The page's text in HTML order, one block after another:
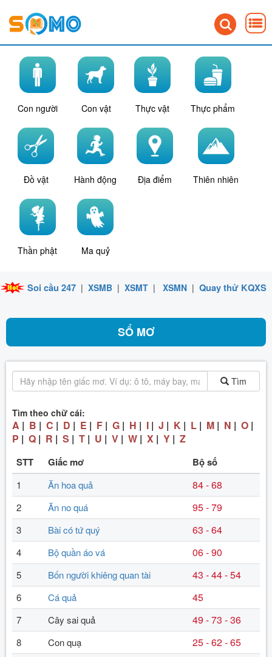
Con người Con vật Thực vật Thực phẩm
Đồ vật Hành động Địa điểm Thiên nhiên
Thần phật Ma quỷ
Soi cầu 247 | XSMB | XSMT | XSMN | Quay thử KQXS
SỔ MƠ
Tìm
Tìm theo chữ cái:
A | B | C | D | E | F | G | H | I | J | K | L | M | N | O |
P | Q | R | S | T | U | V | W | X | Y | Z
STT Giấc mơ Bộ số
1 Ăn hoa quả 84 - 68
2 Ăn no quá 95 - 79
3 Bài có tứ quý 63 - 64
4 Bộ quần áo vá 06 - 90
5 Bốn người khiêng quan tài 43 - 44 - 54
6 Cá quả 45
7 Cây sai quả 49 - 73 - 36
8 Con quạ 25 - 62 - 65